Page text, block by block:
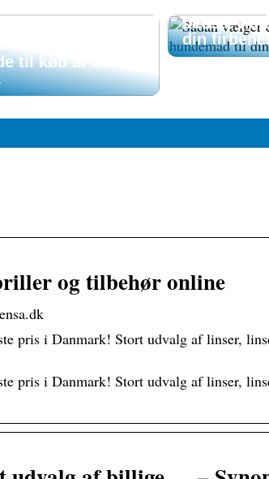
til køb af BMW
bedste
din
og tilbehør online
pris i Danmark! Stort udvalg af linser,
pris i Danmark! Stort udvalg af linser,